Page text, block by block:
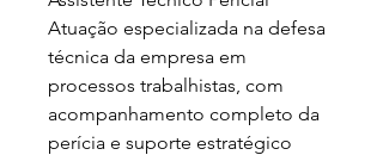
Atuação especializada na defesa
técnica da empresa em
processos trabalhistas, com
acompanhamento completo da
perícia e suporte estratégico